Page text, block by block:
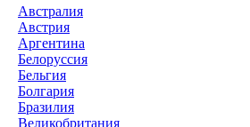
Австралия
Австрия
Аргентина
Белоруссия
Бельгия
Болгария
Бразилия
Великобритания